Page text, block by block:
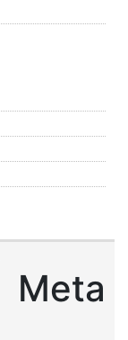
Meta